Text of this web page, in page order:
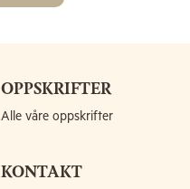
OPPSKRIFTER
Alle våre oppskrifter
KONTAKT